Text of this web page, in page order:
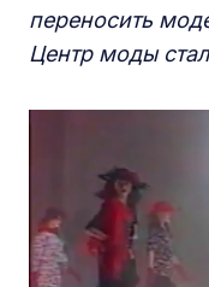
переносить
Центр моды